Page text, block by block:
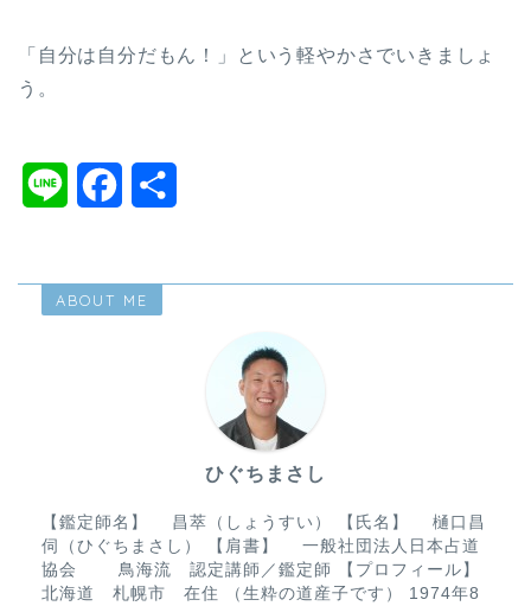
「自分は自分だもん！」という軽やかさでいきましょ
う。
e e
ABOUT ME
ひぐちまさし
【鑑定師名】 昌萃（しょうすい） 【氏名】 樋口昌
伺（ひぐちまさし） 【肩書】 一般社団法人日本占道
協会 鳥海流 認定講師／鑑定師 【プロフィール】
北海道 札幌市 在住 （生粋の道産子です） 1974年8